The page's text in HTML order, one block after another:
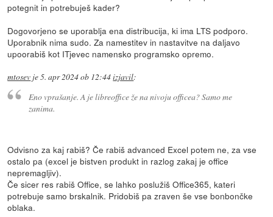
potegnit in potrebuješ kader?
Dogovorjeno se uporablja ena distribucija, ki ima LTS podporo.
Uporabnik nima sudo. Za namestitev in nastavitve na daljavo
upoorabiš kot ITjevec namensko programsko opremo.
mtosev je5. apr 2024 ob 12:44izjavil:
Eno vprašanje. A je libreoffice že na nivoju officea? Samo me
zanima.
Odvisno za kaj rabiš? Če rabiš advanced Excel potem ne, za vse
ostalo pa (excel je bistven produkt in razlog zakaj je office
nepremagljiv).
Če sicer res rabiš Office, se lahko poslužiš Office365, kateri
potrebuje samo brskalnik. Pridobiš pa zraven še vse bonbončke
oblaka.